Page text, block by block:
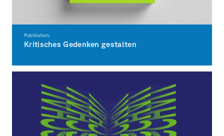
Publikation:
Kritisches Gedenken gestalten